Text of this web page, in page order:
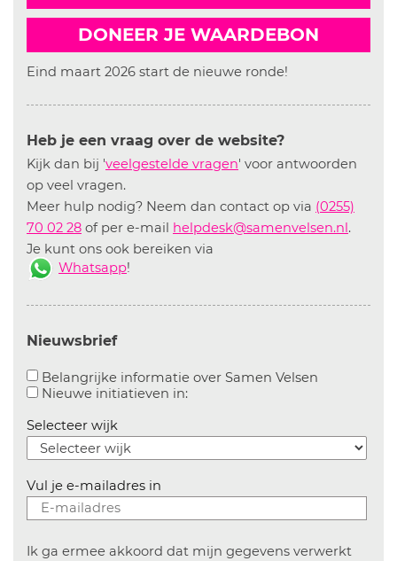
DONEER JE WAARDEBON
Eind maart 2026 start de nieuwe ronde!
Heb je een vraag over de website?
Kijk dan bij 'veelgestelde vragen' voor antwoorden
op veel vragen.
Meer hulp nodig? Neem dan contact op via (0255)
70 02 28 of per e-mail helpdesk@samenvelsen.nl.
Je kunt ons ook bereiken via
Whatsapp!
Nieuwsbrief
Belangrijke informatie over Samen Velsen
Nieuwe initiatieven in:Aanvinken om informatie over
Selecteer wijk
Vul je e-mailadres in
Ik ga ermee akkoord dat mijn gegevens verwerkt